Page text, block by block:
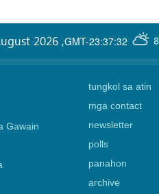
GMT-23:37:32
2026 ,
Gawain
tungkol sa atin
mga contact
newsletter
polls
panahon
archive